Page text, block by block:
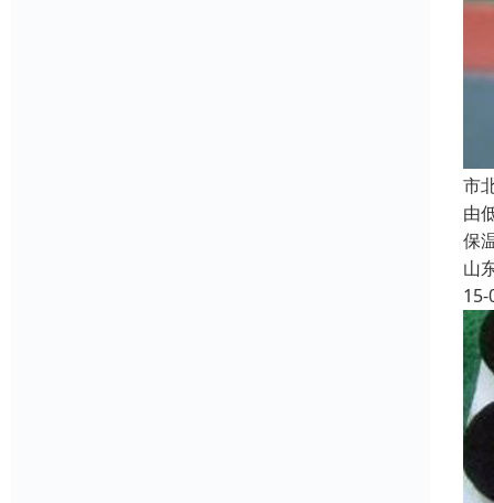
市
由
保
山
15-